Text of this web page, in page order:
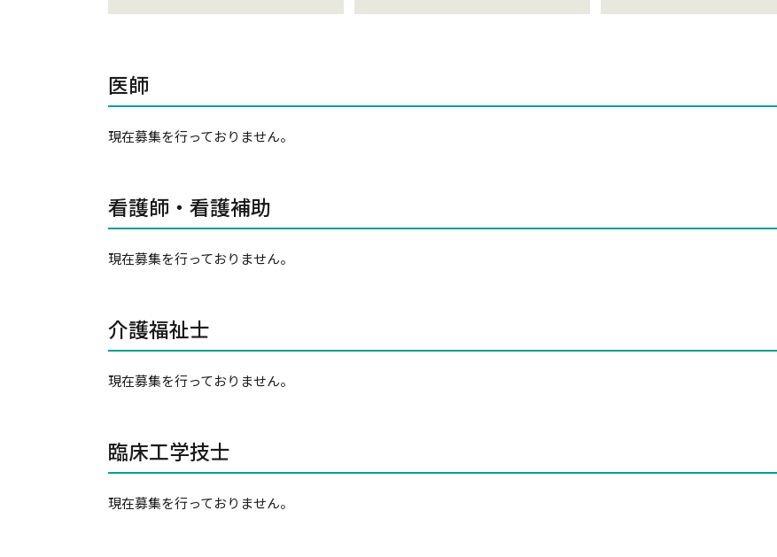
医師
現在募集を行っておりません。
看護師・看護補助
現在募集を行っておりません。
介護福祉士
現在募集を行っておりません。
臨床工学技士
現在募集を行っておりません。